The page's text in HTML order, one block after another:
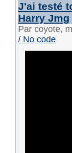
J'ai testé
Harry Jmg
Par coyote,
/ No code